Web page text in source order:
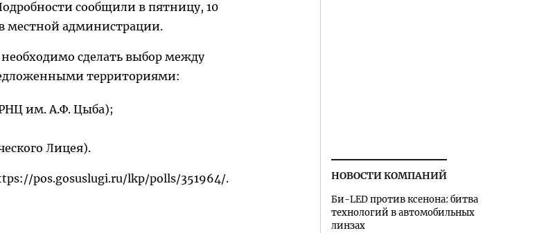
сообщили в пятницу, 10
местной администрации.
сделать выбор между
территориями:
им. А.Ф. Цыба);
Лицея).
pos.gosuslugi.ru/lkp/polls/351964/.
НОВОСТИ КОМПАНИЙ
Би-LED против ксенона: битва
технологий в автомобильных
линзах